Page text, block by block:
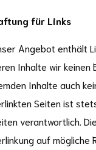
für Links
Angebot enthält
Inhalte wir keinen
Inhalte auch
Seiten ist
verantwortlich.
auf